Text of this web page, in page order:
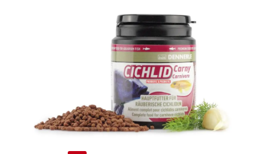
Bildergalerie überspringen